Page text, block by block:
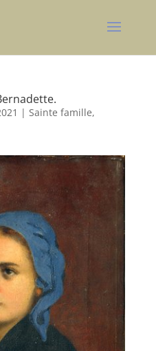
| Sainte famille,